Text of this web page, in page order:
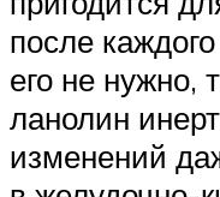
после
его не нужно,
ланолин
изменений